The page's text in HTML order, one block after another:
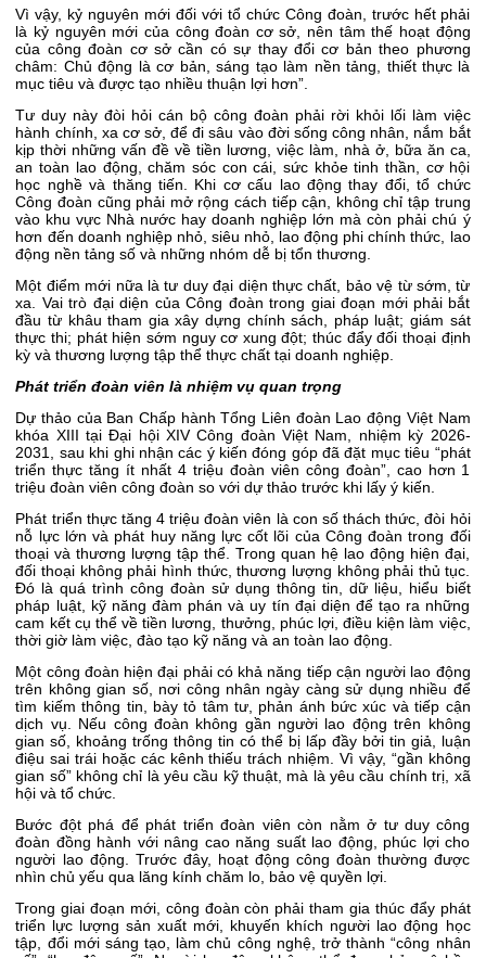
Vì vậy, kỷ nguyên mới đối với tổ chức Công đoàn, trước hết phải
là kỷ nguyên mới của công đoàn cơ sở, nên tâm thế hoạt động
của công đoàn cơ sở cần có sự thay đổi cơ bản theo phương
châm: Chủ động là cơ bản, sáng tạo làm nền tảng, thiết thực là
mục tiêu và được tạo nhiều thuận lợi hơn”.
Tư duy này đòi hỏi cán bộ công đoàn phải rời khỏi lối làm việc
hành chính, xa cơ sở, để đi sâu vào đời sống công nhân, nắm bắt
kịp thời những vấn đề về tiền lương, việc làm, nhà ở, bữa ăn ca,
an toàn lao động, chăm sóc con cái, sức khỏe tinh thần, cơ hội
học nghề và thăng tiến. Khi cơ cấu lao động thay đổi, tổ chức
Công đoàn cũng phải mở rộng cách tiếp cận, không chỉ tập trung
vào khu vực Nhà nước hay doanh nghiệp lớn mà còn phải chú ý
hơn đến doanh nghiệp nhỏ, siêu nhỏ, lao động phi chính thức, lao
động nền tảng số và những nhóm dễ bị tổn thương.
Một điểm mới nữa là tư duy đại diện thực chất, bảo vệ từ sớm, từ
xa. Vai trò đại diện của Công đoàn trong giai đoạn mới phải bắt
đầu từ khâu tham gia xây dựng chính sách, pháp luật; giám sát
thực thi; phát hiện sớm nguy cơ xung đột; thúc đẩy đối thoại định
kỳ và thương lượng tập thể thực chất tại doanh nghiệp.
Phát triển đoàn viên là nhiệm vụ quan trọng
Dự thảo của Ban Chấp hành Tổng Liên đoàn Lao động Việt Nam
khóa XIII tại Đại hội XIV Công đoàn Việt Nam, nhiệm kỳ 2026-
2031, sau khi ghi nhận các ý kiến đóng góp đã đặt mục tiêu “phát
triển thực tăng ít nhất 4 triệu đoàn viên công đoàn”, cao hơn 1
triệu đoàn viên công đoàn so với dự thảo trước khi lấy ý kiến.
Phát triển thực tăng 4 triệu đoàn viên là con số thách thức, đòi hỏi
nỗ lực lớn và phát huy năng lực cốt lõi của Công đoàn trong đối
thoại và thương lượng tập thể. Trong quan hệ lao động hiện đại,
đối thoại không phải hình thức, thương lượng không phải thủ tục.
Đó là quá trình công đoàn sử dụng thông tin, dữ liệu, hiểu biết
pháp luật, kỹ năng đàm phán và uy tín đại diện để tạo ra những
cam kết cụ thể về tiền lương, thưởng, phúc lợi, điều kiện làm việc,
thời giờ làm việc, đào tạo kỹ năng và an toàn lao động.
Một công đoàn hiện đại phải có khả năng tiếp cận người lao động
trên không gian số, nơi công nhân ngày càng sử dụng nhiều để
tìm kiếm thông tin, bày tỏ tâm tư, phản ánh bức xúc và tiếp cận
dịch vụ. Nếu công đoàn không gần người lao động trên không
gian số, khoảng trống thông tin có thể bị lấp đầy bởi tin giả, luận
điệu sai trái hoặc các kênh thiếu trách nhiệm. Vì vậy, “gần không
gian số” không chỉ là yêu cầu kỹ thuật, mà là yêu cầu chính trị, xã
hội và tổ chức.
Bước đột phá để phát triển đoàn viên còn nằm ở tư duy công
đoàn đồng hành với nâng cao năng suất lao động, phúc lợi cho
người lao động. Trước đây, hoạt động công đoàn thường được
nhìn chủ yếu qua lăng kính chăm lo, bảo vệ quyền lợi.
Trong giai đoạn mới, công đoàn còn phải tham gia thúc đẩy phát
triển lực lượng sản xuất mới, khuyến khích người lao động học
tập, đổi mới sáng tạo, làm chủ công nghệ, trở thành “công nhân